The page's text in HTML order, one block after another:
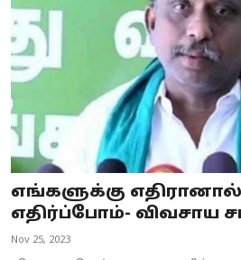
எங்களுக்கு
எதிர்ப்போம்- விவசாய
Nov 25, 2023